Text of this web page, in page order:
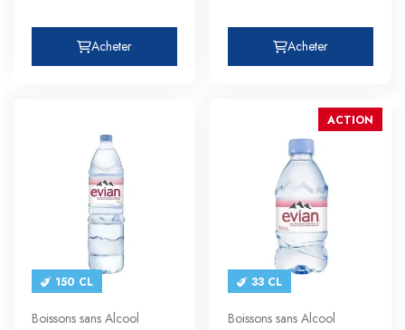
Acheter Acheter
150 CL
Boissons sans Alcool
33 CL
Boissons sans Alcool
ACTION